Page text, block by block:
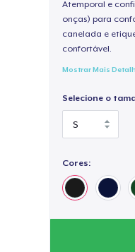
Atemporal e
onças) para
canelada e
confortável.
Mostrar Mais
Selecione o
Cores: